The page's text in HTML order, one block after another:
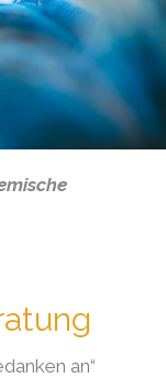
an“